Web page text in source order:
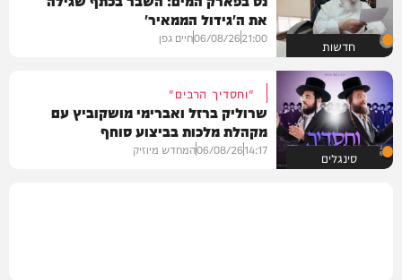
חדשות
את ה'גידול הממאיר'
21:00
06/08/26חיים גפן
סינגלים
"וחסדיך הרבים"
שרוליק ברזל ואברימי מושקוביץ עם
מקהלת מלכות בביצוע סוחף
14:17
06/08/26המחדש מיוזיק